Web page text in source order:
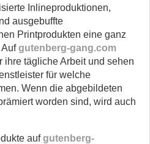
Inlineproduktionen,
ausgebuffte
Printprodukten eine ganz
Aufgutenberg-gang.com
ihre tägliche Arbeit und sehen
für welche
Wenn die abgebildeten
worden sind, wird auch
aufgutenberg-